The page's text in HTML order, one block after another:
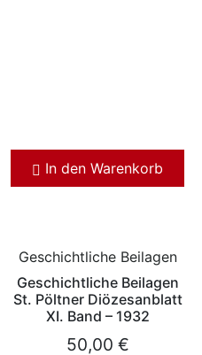
In den Warenkorb
Geschichtliche Beilagen
Geschichtliche Beilagen
St. Pöltner Diözesanblatt
XI. Band – 1932
50,00 €